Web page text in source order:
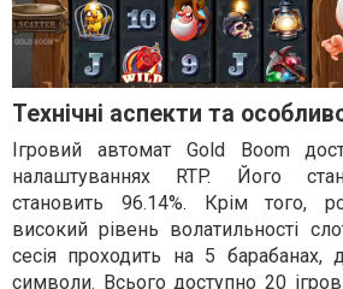
Технічні аспекти та
Ігровий автомат Gold Boom
налаштуваннях RTP. Його
становить 96.14%. Крім того,
високий рівень волатильності
сесія проходить на 5
символи. Всього доступно 20